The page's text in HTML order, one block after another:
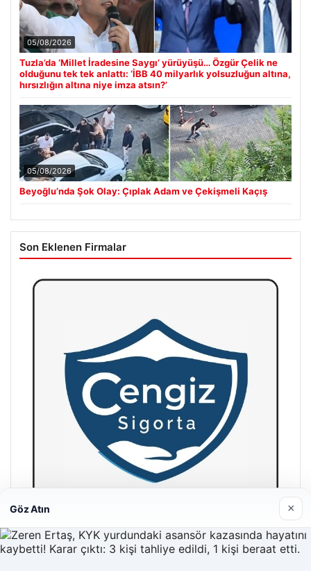
05/08/2026
Tuzla’da ‘Millet İradesine Saygı’ yürüyüşü… Özgür Çelik ne
olduğunu tek tek anlattı: ‘İBB 40 milyarlık yolsuzluğun altına,
hırsızlığın altına niye imza atsın?’
05/08/2026
Beyoğlu’nda Şok Olay: Çıplak Adam ve Çekişmeli Kaçış
Son Eklenen Firmalar
Hastaş Beton
Göz Atın ×